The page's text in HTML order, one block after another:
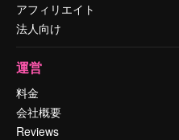
アフィリエイト
法人向け
運営
料金
会社概要
Reviews